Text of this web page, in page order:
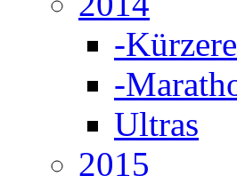
-
-
Ultras
2015